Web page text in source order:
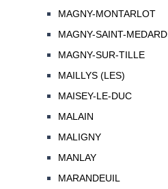
MAGNY-MONTARLOT
MAGNY-SAINT-MEDARD
MAGNY-SUR-TILLE
MAILLYS (LES)
MAISEY-LE-DUC
MALAIN
MALIGNY
MANLAY
MARANDEUIL